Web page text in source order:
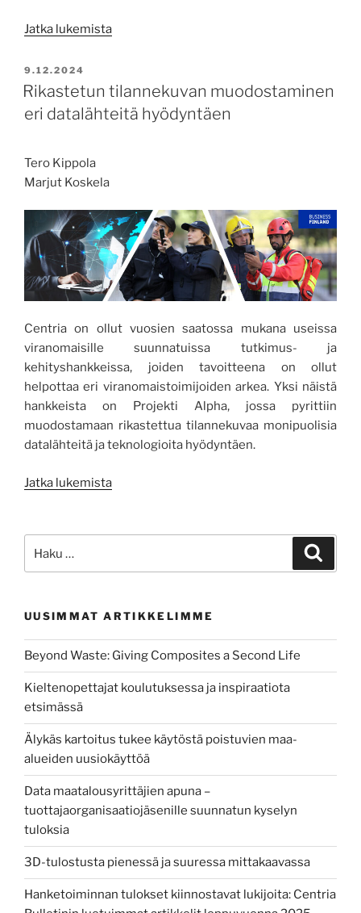
Jatka lukemista”Älykäs
käytöstä
poistuvien
maa-
JULKAISTU
9.12.2024
Rikastetun tilannekuvan muodostaminen
eri datalähteitä hyödyntäen
Tero Kippola
Marjut Koskela
Centria on ollut vuosien saatossa mukana useissa
viranomaisille suunnatuissa tutkimus- ja
kehityshankkeissa, joiden tavoitteena on ollut
helpottaa eri viranomaistoimijoiden arkea. Yksi näistä
hankkeista on Projekti Alpha, jossa pyrittiin
muodostamaan rikastettua tilannekuvaa monipuolisia
datalähteitä ja teknologioita hyödyntäen.
Jatka lukemista”Rikastetun
eri
UUSIMMAT ARTIKKELIMME
Beyond Waste: Giving Composites a Second Life
Kieltenopettajat koulutuksessa ja inspiraatiota
etsimässä
Älykäs kartoitus tukee käytöstä poistuvien maa-
alueiden uusiokäyttöä
Data maatalousyrittäjien apuna –
tuottajaorganisaatiojäsenille suunnatun kyselyn
tuloksia
3D-tulostusta pienessä ja suuressa mittakaavassa
Hanketoiminnan tulokset kiinnostavat lukijoita: Centria